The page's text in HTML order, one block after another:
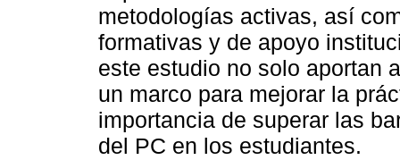
metodologías activas, así
formativas y de apoyo
este estudio no solo aportan
un marco para mejorar la
importancia de superar las
del PC en los estudiantes.